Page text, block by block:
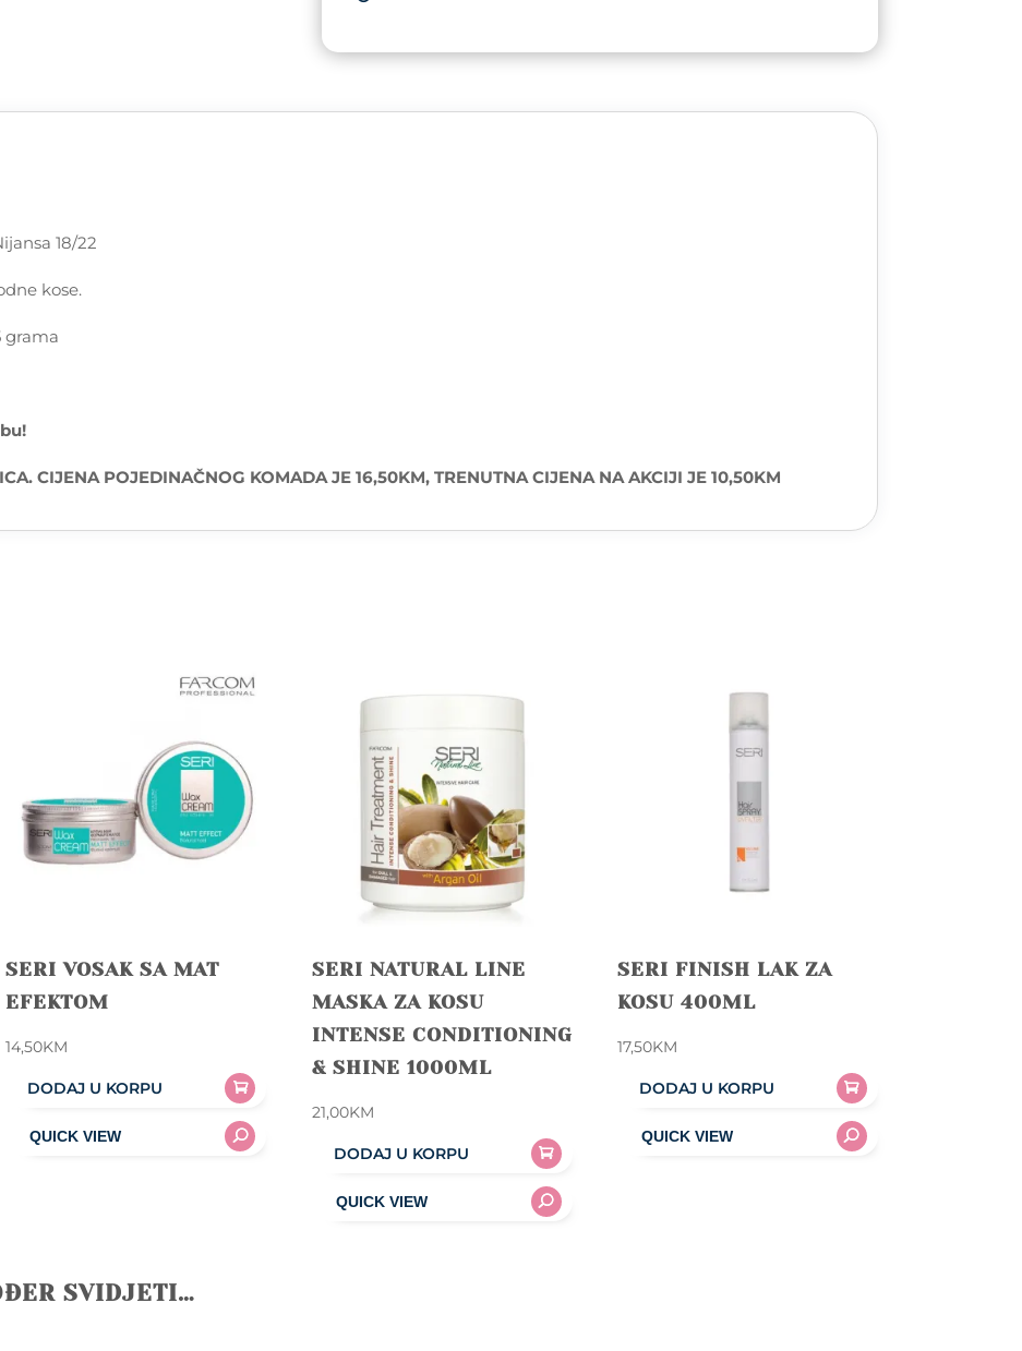
18/22
kose.
grama
CIJENA POJEDINAČNOG KOMADA JE 16,50KM, TRENUTNA CIJENA NA AKCIJI JE 10,50KM
SERI VOSAK SA MAT
EFEKTOM
14,50KM
DODAJ U KORPU
SERI NATURAL LINE
MASKA ZA KOSU
INTENSE CONDITIONING
& SHINE 1000ML
21,00KM
DODAJ U KORPU
SERI FINISH LAK ZA
KOSU 400ML
17,50KM
DODAJ U KORPU
SVIDJETI…